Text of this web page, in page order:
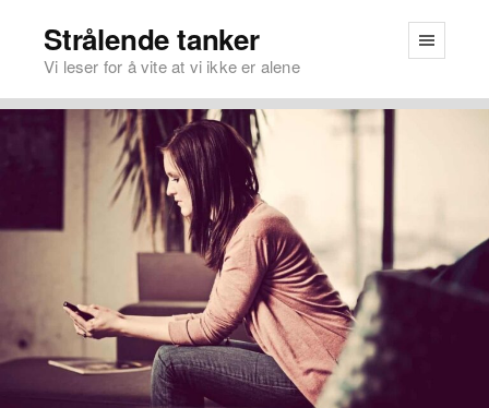
Strålende tanker
Vi leser for å vite at vi ikke er alene